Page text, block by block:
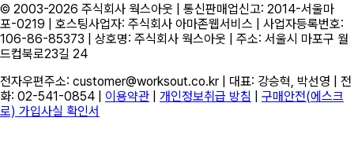
© 2003-2026 주식회사 웍스아웃 | 통신판매업신고: 2014-서울마
포-0219 | 호스팅사업자: 주식회사 아마존웹서비스 | 사업자등록번호:
106-86-85373 | 상호명: 주식회사 웍스아웃 | 주소: 서울시 마포구 월
드컵북로23길 24
전자우편주소: customer@worksout.co.kr | 대표: 강승혁, 박선영 | 전
화: 02-541-0854 |
이용약관 개인정보취급 방침
구매안전(에스크
로) 가입사실 확인서